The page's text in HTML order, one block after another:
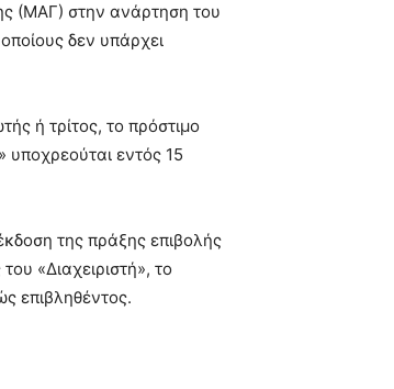
(ΜΑΓ) στην ανάρτηση του
δεν υπάρχει
ή τρίτος, το πρόστιμο
υποχρεούται εντός 15
της πράξης επιβολής
«Διαχειριστή», το
επιβληθέντος.